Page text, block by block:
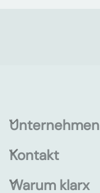
Unternehmen
Kontakt
Warum klarx